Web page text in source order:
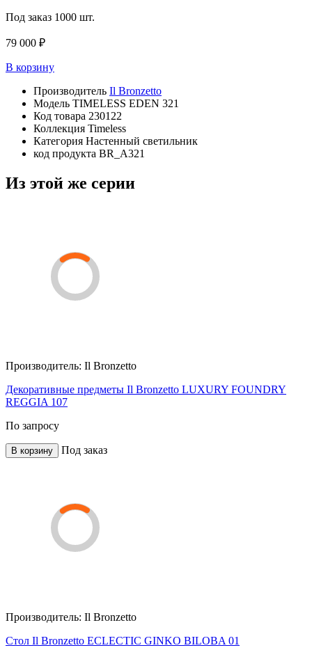
Под заказ 1000 шт.
79 000 ₽
В корзину
Производитель Il Bronzetto
Модель TIMELESS EDEN 321
Код товара 230122
Коллекция Timeless
Категория Настенный светильник
код продукта BR_A321
Из этой же серии
Производитель: Il Bronzetto
Декоративные предметы Il Bronzetto LUXURY FOUNDRY
REGGIA 107
По запросу
В корзину Под заказ
Производитель: Il Bronzetto
Стол Il Bronzetto ECLECTIC GINKO BILOBA 01